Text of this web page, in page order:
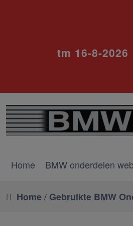
tm 16-8-2026
Home BMW onderdelen
Home/ Gebruikte BMW